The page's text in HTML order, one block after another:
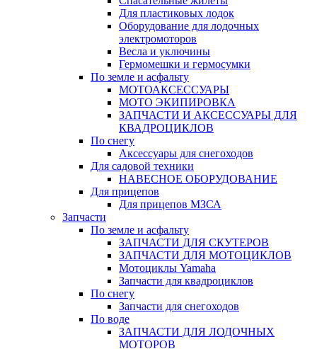
Для пластиковых лодок
Оборудование для лодочных
электромоторов
Весла и уключины
Гермомешки и гермосумки
По земле и асфальту
МОТОАКСЕССУАРЫ
МОТО ЭКИПИРОВКА
ЗАПЧАСТИ И АКСЕССУАРЫ ДЛЯ
КВАДРОЦИКЛОВ
По снегу
Аксессуары для снегоходов
Для садовой техники
НАВЕСНОЕ ОБОРУДОВАНИЕ
Для прицепов
Для прицепов МЗСА
Запчасти
По земле и асфальту
ЗАПЧАСТИ ДЛЯ СКУТЕРОВ
ЗАПЧАСТИ ДЛЯ МОТОЦИКЛОВ
Мотоциклы Yamaha
Запчасти для квадроциклов
По снегу
Запчасти для снегоходов
По воде
ЗАПЧАСТИ ДЛЯ ЛОДОЧНЫХ
МОТОРОВ